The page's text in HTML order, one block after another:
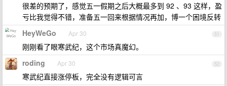
很差的预期了，感觉五一假期之后大概最多到 92 、93 这样，盈
亏比我觉得不错，准备五一回来根据情况再加，博一个困境反转
51
HeyWeGo Apr 30
刚刚看了眼寒武纪，这个市场真魔幻。
52
roding Apr 30
寒武纪直接涨停板，完全没有逻辑可言